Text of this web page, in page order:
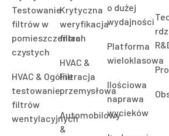
Testowanie
filtrów w
pomieszczeniach
czystych
HVAC & Ogólne
testowanie
filtrów
wentylacyjnych
Krytyczna
weryfikacja
filtra
HVAC &
Filtracja
przemysłowa
Automobilowy
&
o dużej
wydajności
Platforma
wieloklasowa
Ilościowa
naprawa
wycieków